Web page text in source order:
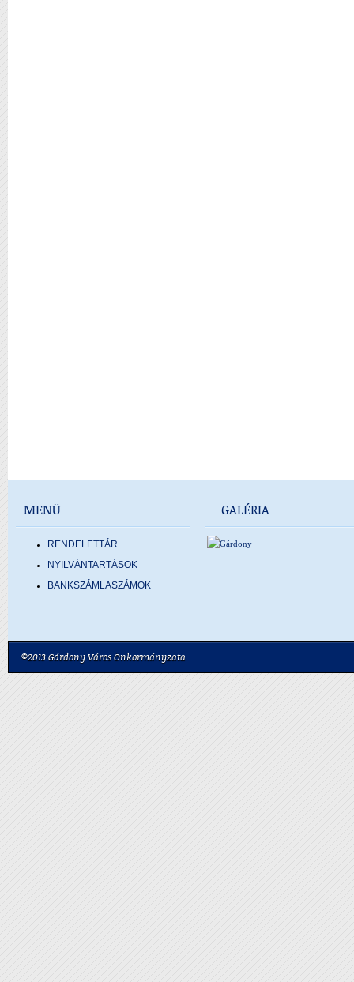
MENÜ
RENDELETTÁR
NYILVÁNTARTÁSOK
BANKSZÁMLASZÁMOK
GALÉRIA
©2013 Gárdony Város Önkormányzata